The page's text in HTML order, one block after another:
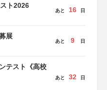
ト2026
あと 16 日
展
あと 9 日
テスト《高校
あと 32 日